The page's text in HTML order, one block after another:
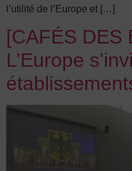
l’utilité de l’Europe et […]
[CAFÉS DES
L’Europe